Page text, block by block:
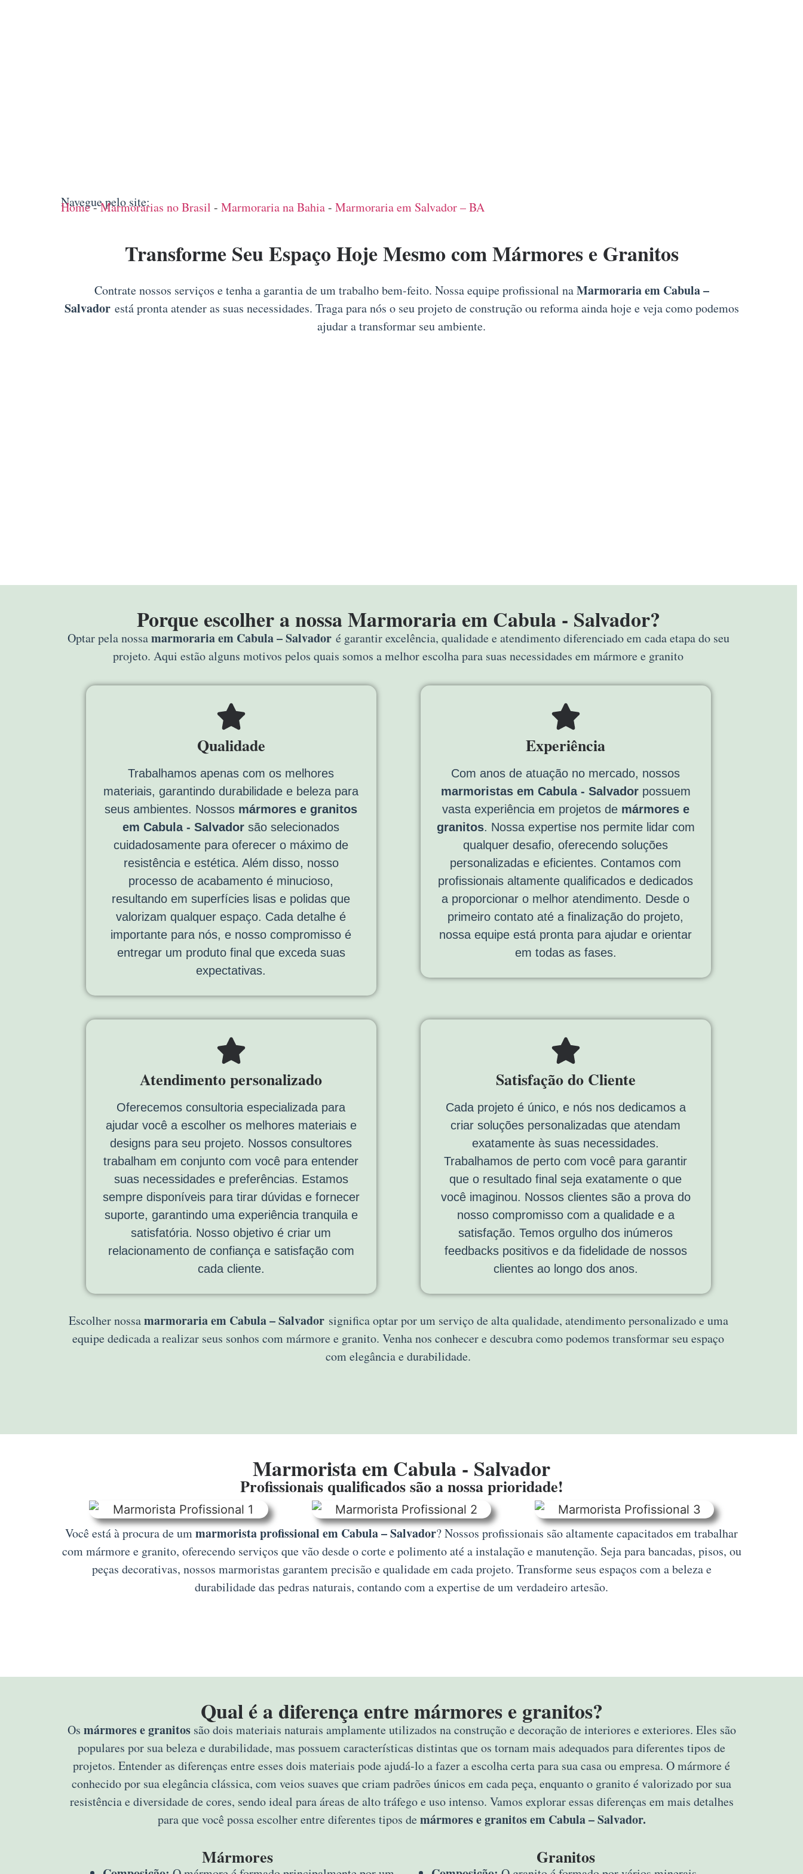
Navegue pelo site:
Home-Marmorarias no Brasil - Marmoraria na Bahia- Marmoraria em Salvador – BA
Transforme Seu Espaço Hoje Mesmo com Mármores e Granitos
Contrate nossos serviços e tenha a garantia de um trabalho bem-feito. Nossa equipe profissional naMarmoraria em Cabula –
Salvadorestá pronta atender as suas necessidades. Traga para nós o seu projeto de construção ou reforma ainda hoje e veja como podemos
ajudar a transformar seu ambiente.
Porque escolher a nossa Marmoraria em Cabula - Salvador?
Optar pela nossamarmoraria em Cabula – Salvadoré garantir excelência, qualidade e atendimento diferenciado em cada etapa do seu
projeto. Aqui estão alguns motivos pelos quais somos a melhor escolha para suas necessidades em mármore e granito
Qualidade
Trabalhamos apenas com os melhores
materiais, garantindo durabilidade e beleza para
seus ambientes. Nossos mármores e granitos
em Cabula - Salvador são selecionados
cuidadosamente para oferecer o máximo de
resistência e estética. Além disso, nosso
processo de acabamento é minucioso,
resultando em superfícies lisas e polidas que
valorizam qualquer espaço. Cada detalhe é
importante para nós, e nosso compromisso é
entregar um produto final que exceda suas
expectativas.
Experiência
Com anos de atuação no mercado, nossos
marmoristas em Cabula - Salvadorpossuem
vasta experiência em projetos de mármores e
granitos. Nossa expertise nos permite lidar com
qualquer desafio, oferecendo soluções
personalizadas e eficientes. Contamos com
profissionais altamente qualificados e dedicados
a proporcionar o melhor atendimento. Desde o
primeiro contato até a finalização do projeto,
nossa equipe está pronta para ajudar e orientar
em todas as fases.
Atendimento personalizado
Oferecemos consultoria especializada para
ajudar você a escolher os melhores materiais e
designs para seu projeto. Nossos consultores
trabalham em conjunto com você para entender
suas necessidades e preferências. Estamos
sempre disponíveis para tirar dúvidas e fornecer
suporte, garantindo uma experiência tranquila e
satisfatória. Nosso objetivo é criar um
relacionamento de confiança e satisfação com
cada cliente.
Satisfação do Cliente
Cada projeto é único, e nós nos dedicamos a
criar soluções personalizadas que atendam
exatamente às suas necessidades.
Trabalhamos de perto com você para garantir
que o resultado final seja exatamente o que
você imaginou. Nossos clientes são a prova do
nosso compromisso com a qualidade e a
satisfação. Temos orgulho dos inúmeros
feedbacks positivos e da fidelidade de nossos
clientes ao longo dos anos.
Escolher nossamarmoraria em Cabula – Salvadorsignifica optar por um serviço de alta qualidade, atendimento personalizado e uma
equipe dedicada a realizar seus sonhos com mármore e granito. Venha nos conhecer e descubra como podemos transformar seu espaço
com elegância e durabilidade.
Marmorista em Cabula - Salvador
Profissionais qualificados são a nossa prioridade!
Você está à procura de ummarmorista profissional em Cabula – Salvador? Nossos profissionais são altamente capacitados em trabalhar
com mármore e granito, oferecendo serviços que vão desde o corte e polimento até a instalação e manutenção. Seja para bancadas, pisos, ou
peças decorativas, nossos marmoristas garantem precisão e qualidade em cada projeto. Transforme seus espaços com a beleza e
durabilidade das pedras naturais, contando com a expertise de um verdadeiro artesão.
Qual é a diferença entre mármores e granitos?
Os mármores e granitossão dois materiais naturais amplamente utilizados na construção e decoração de interiores e exteriores. Eles são
populares por sua beleza e durabilidade, mas possuem características distintas que os tornam mais adequados para diferentes tipos de
projetos. Entender as diferenças entre esses dois materiais pode ajudá-lo a fazer a escolha certa para sua casa ou empresa. O mármore é
conhecido por sua elegância clássica, com veios suaves que criam padrões únicos em cada peça, enquanto o granito é valorizado por sua
resistência e diversidade de cores, sendo ideal para áreas de alto tráfego e uso intenso. Vamos explorar essas diferenças em mais detalhes
para que você possa escolher entre diferentes tipos de mármores e granitos em Cabula – Salvador.
Mármores Granitos